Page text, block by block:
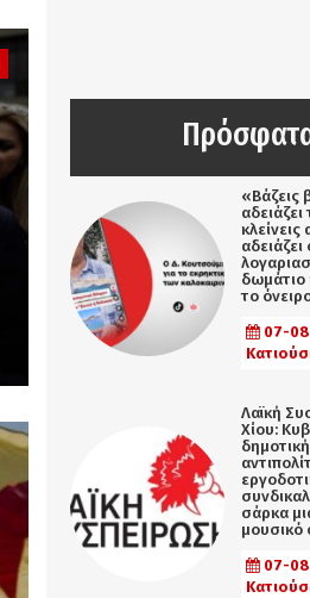
«Βάζεις
κλείνεις
αδειάζει
δωμάτιο
το
07-
Λαϊκή
Χίου:
σάρκα
μουσικό
07-